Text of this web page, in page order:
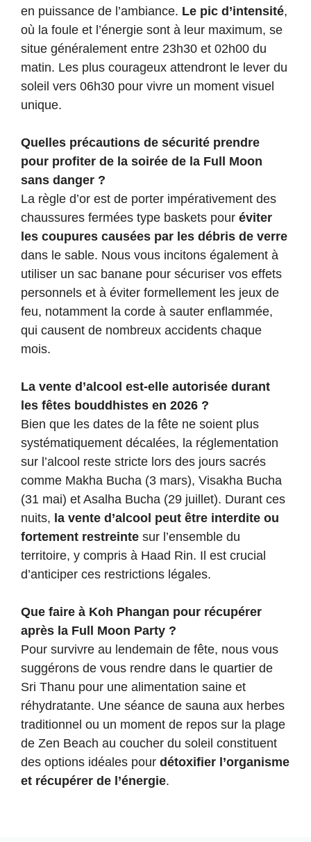
en puissance de l’ambiance. Le pic d’intensité,
où la foule et l’énergie sont à leur maximum, se
situe généralement entre 23h30 et 02h00 du
matin. Les plus courageux attendront le lever du
soleil vers 06h30 pour vivre un moment visuel
unique.
Quelles précautions de sécurité prendre
pour profiter de la soirée de la Full Moon
sans danger ?
La règle d’or est de porter impérativement des
chaussures fermées type baskets pour éviter
les coupures causées par les débris de verre
dans le sable. Nous vous incitons également à
utiliser un sac banane pour sécuriser vos effets
personnels et à éviter formellement les jeux de
feu, notamment la corde à sauter enflammée,
qui causent de nombreux accidents chaque
mois.
La vente d’alcool est-elle autorisée durant
les fêtes bouddhistes en 2026 ?
Bien que les dates de la fête ne soient plus
systématiquement décalées, la réglementation
sur l’alcool reste stricte lors des jours sacrés
comme Makha Bucha (3 mars), Visakha Bucha
(31 mai) et Asalha Bucha (29 juillet). Durant ces
nuits, la vente d’alcool peut être interdite ou
fortement restreinte sur l’ensemble du
territoire, y compris à Haad Rin. Il est crucial
d’anticiper ces restrictions légales.
Que faire à Koh Phangan pour récupérer
après la Full Moon Party ?
Pour survivre au lendemain de fête, nous vous
suggérons de vous rendre dans le quartier de
Sri Thanu pour une alimentation saine et
réhydratante. Une séance de sauna aux herbes
traditionnel ou un moment de repos sur la plage
de Zen Beach au coucher du soleil constituent
des options idéales pour détoxifier l’organisme
et récupérer de l’énergie.